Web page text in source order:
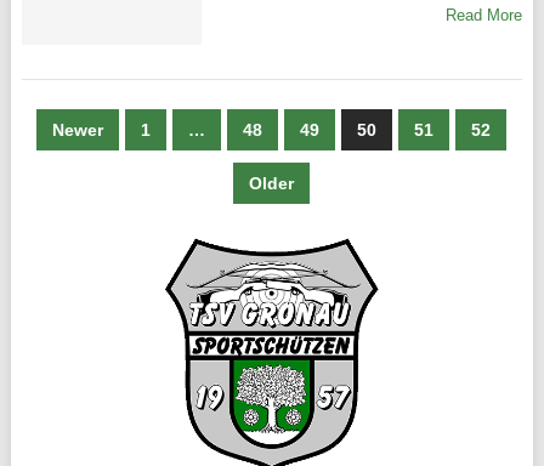
Read More
SEITENNUMMERIERUNG
Newer 1 … 48 49 50 51 52
Older